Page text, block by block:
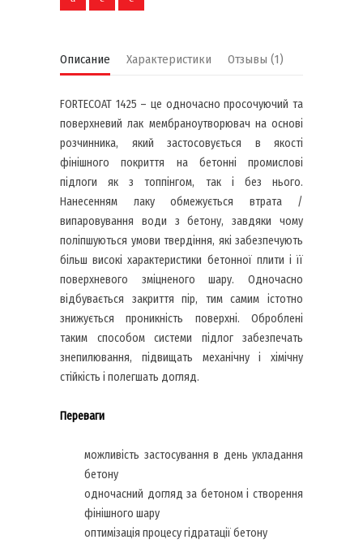
Описание Характеристики Отзывы (1)
FORTECOAT 1425 – це одночасно просочуючий та
поверхневий лак мембраноутворювач на основі
розчинника, який застосовується в якості
фінішного покриття на бетонні промислові
підлоги як з топпінгом, так і без нього.
Нанесенням лаку обмежується втрата /
випаровування води з бетону, завдяки чому
поліпшуються умови твердіння, які забезпечують
більш високі характеристики бетонної плити і її
поверхневого зміцненого шару. Одночасно
відбувається закриття пір, тим самим істотно
знижується проникність поверхні. Оброблені
таким способом системи підлог забезпечать
знепилювання, підвищать механічну і хімічну
стійкість і полегшать догляд.
Переваги
можливість застосування в день укладання
бетону
одночасний догляд за бетоном і створення
фінішного шару
оптимізація процесу гідратації бетону